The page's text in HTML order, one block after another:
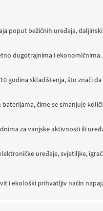
poput bežičnih uređaja,
dugotrajnima i
godina skladištenja, što znači
čime se smanjuje
za vanjske aktivnosti ili
uređaje, svjetiljke,
i ekološki prihvatljiv način